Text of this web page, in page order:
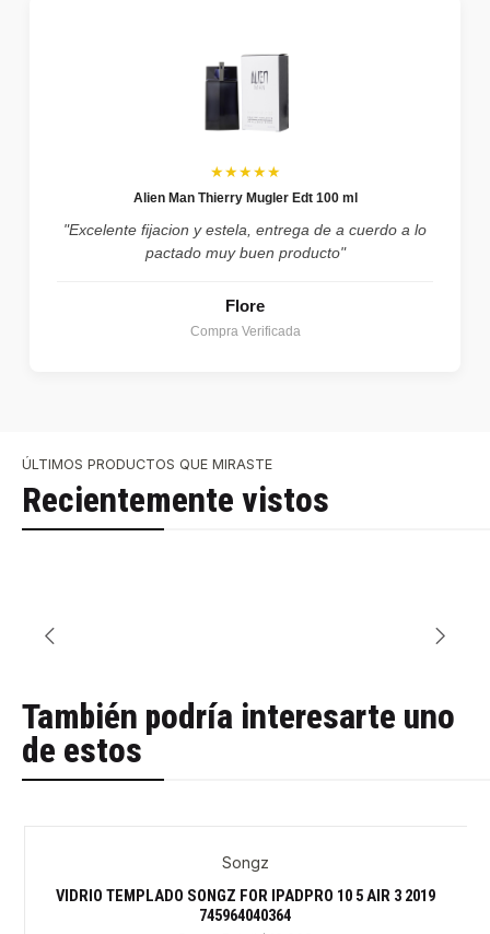
★★★★★
Alien Man Thierry Mugler Edt 100 ml
"Excelente fijacion y estela, entrega de a cuerdo a lo
pactado muy buen producto"
Flore
Compra Verificada
ÚLTIMOS PRODUCTOS QUE MIRASTE
Recientemente vistos
También podría interesarte uno
de estos
Songz
VIDRIO TEMPLADO SONGZ FOR IPADPRO 10 5 AIR 3 2019
745964040364